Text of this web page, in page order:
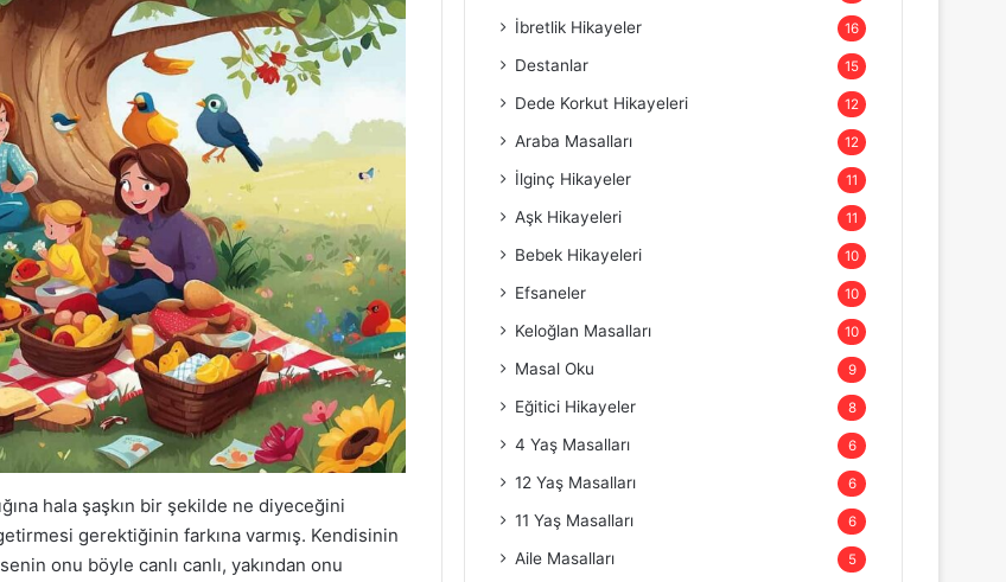
hala şaşkın bir şekilde ne diyeceğini
gerektiğinin farkına varmış. Kendisinin
onu böyle canlı canlı, yakından onu
İbretlik Hikayeler 16
Destanlar 15
Dede Korkut Hikayeleri 12
Araba Masalları 12
İlginç Hikayeler 11
Aşk Hikayeleri 11
Bebek Hikayeleri 10
Efsaneler 10
Keloğlan Masalları 10
Masal Oku 9
Eğitici Hikayeler 8
4 Yaş Masalları 6
12 Yaş Masalları 6
11 Yaş Masalları 6
Aile Masalları 5